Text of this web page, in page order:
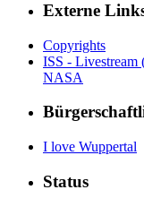
Externe
Copyrights
ISS - Livestream
NASA
I love Wuppertal
Status